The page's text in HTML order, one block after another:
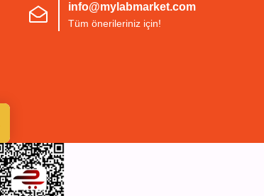
info@mylabmarket.com
Tüm önerileriniz için!